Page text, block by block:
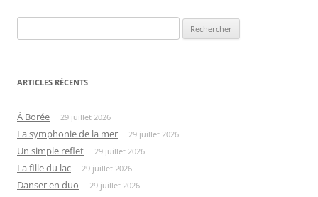
ARTICLES RÉCENTS
À Borée 29 juillet 2026
La symphonie de la mer 29 juillet 2026
Un simple reflet 29 juillet 2026
La fille du lac 29 juillet 2026
Danser en duo 29 juillet 2026